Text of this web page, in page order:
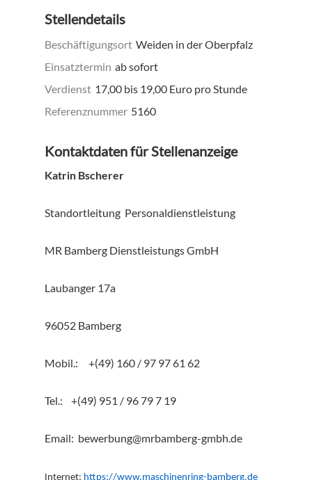
Stellendetails
Beschäftigungsort Weiden in der Oberpfalz
Einsatztermin ab sofort
Verdienst 17,00 bis 19,00 Euro pro Stunde
Referenznummer 5160
Kontaktdaten für Stellenanzeige
Katrin Bscherer
Standortleitung Personaldienstleistung
MR Bamberg Dienstleistungs GmbH
Laubanger 17a
96052 Bamberg
Mobil.: +(49) 160 / 97 97 61 62
Tel.: +(49) 951 / 96 79 7 19
Email: bewerbung@mrbamberg-gmbh.de
Internet: https://www.maschinenring-bamberg.de